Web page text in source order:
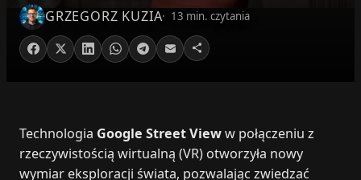
GRZEGORZ KUZIA 13 min. czytania
Technologia Google Street Vieww połączeniu z
rzeczywistością wirtualną (VR) otworzyła nowy
wymiar eksploracji świata, pozwalając zwiedzać